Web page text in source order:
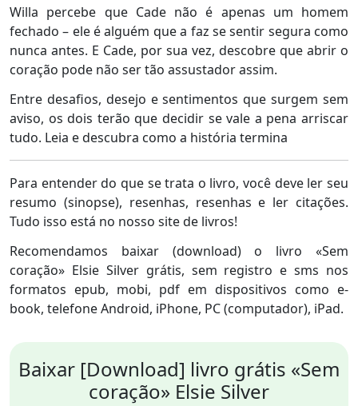
Willa percebe que Cade não é apenas um homem
fechado – ele é alguém que a faz se sentir segura como
nunca antes. E Cade, por sua vez, descobre que abrir o
coração pode não ser tão assustador assim.
Entre desafios, desejo e sentimentos que surgem sem
aviso, os dois terão que decidir se vale a pena arriscar
tudo. Leia e descubra como a história termina
Para entender do que se trata o livro, você deve ler seu
resumo (sinopse), resenhas, resenhas e ler citações.
Tudo isso está no nosso site de livros!
Recomendamos baixar (download) o livro «Sem
coração» Elsie Silver grátis, sem registro e sms nos
formatos epub, mobi, pdf em dispositivos como e-
book, telefone Android, iPhone, PC (computador), iPad.
Baixar [Download] livro grátis «Sem
coração» Elsie Silver